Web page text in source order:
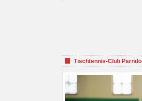
Tischtennis-Club